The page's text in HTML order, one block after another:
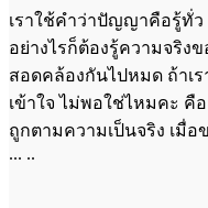
เราใช้คำว่าปัญญาคือรู้ทั่ว
อย่างไรก็ต้องรู้ความจริง
สอดคล้องกันไปหมด ถ้าเ
เข้าใจ ไม่พอใช่ไหมคะ คื
ถูกตามความเป็นจริง เมื่
... ..